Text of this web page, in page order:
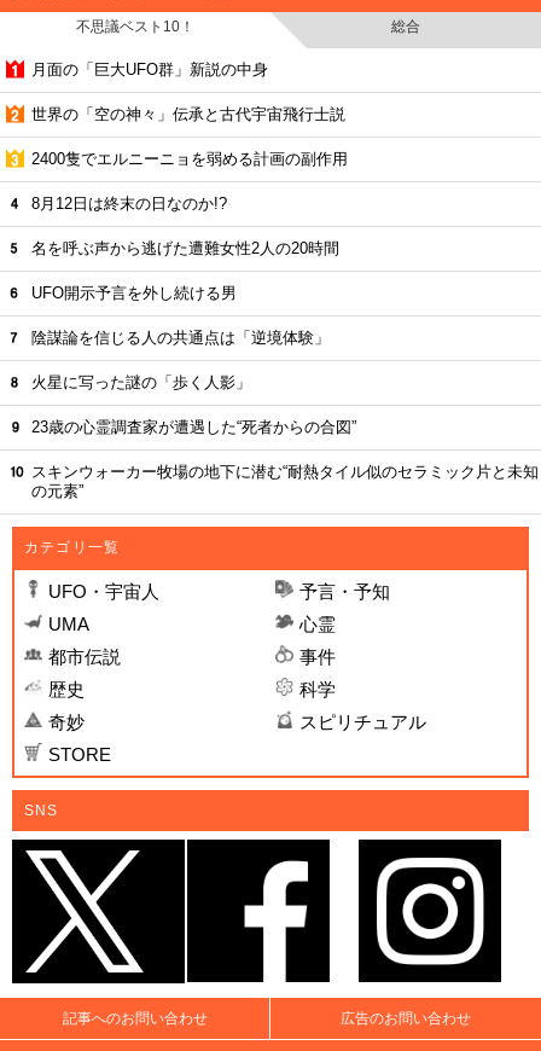
不思議ベスト10！ 総合
月面の「巨大UFO群」新説の中身
世界の「空の神々」伝承と古代宇宙飛行士説
2400隻でエルニーニョを弱める計画の副作用
8月12日は終末の日なのか!?
名を呼ぶ声から逃げた遭難女性2人の20時間
UFO開示予言を外し続ける男
陰謀論を信じる人の共通点は「逆境体験」
火星に写った謎の「歩く人影」
23歳の心霊調査家が遭遇した“死者からの合図”
スキンウォーカー牧場の地下に潜む“耐熱タイル似のセラミック片と未知
の元素”
カテゴリ一覧
UFO・宇宙人
予言・予知
UMA
心霊
都市伝説
事件
歴史
科学
奇妙
スピリチュアル
STORE
SNS
記事へのお問い合わせ 広告のお問い合わせ